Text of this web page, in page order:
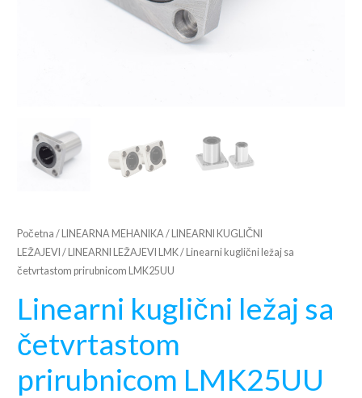
Početna / LINEARNA MEHANIKA/ LINEARNI KUGLIČNI
LEŽAJEVI / LINEARNI LEŽAJEVI LMK/ Linearni kuglični ležaj sa
četvrtastom prirubnicom LMK25UU
Linearni kuglični ležaj sa
četvrtastom
prirubnicom LMK25UU